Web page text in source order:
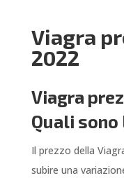
Viagra
2022
Viagra
Quali
Il prezzo della
subire una